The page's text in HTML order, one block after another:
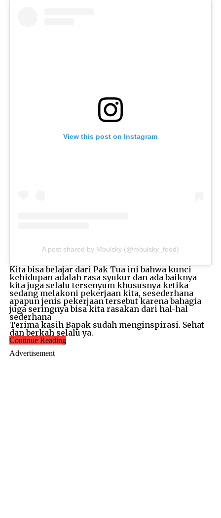
View this post on Instagram
A post shared by Mbulsky (@mbulsky_food)
Kita bisa belajar dari Pak Tua ini bahwa kunci
kehidupan adalah rasa syukur dan ada baiknya
kita juga selalu tersenyum khususnya ketika
sedang melakoni pekerjaan kita, sesederhana
apapun jenis pekerjaan tersebut karena bahagia
juga seringnya bisa kita rasakan dari hal-hal
sederhana
Terima kasih Bapak sudah menginspirasi. Sehat
dan berkah selalu ya.
Continue Reading
Advertisement